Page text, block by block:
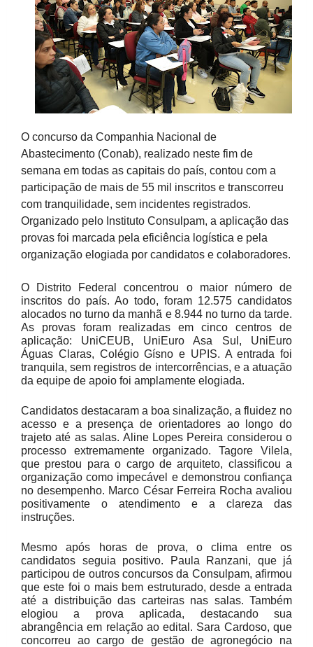
O concurso da Companhia Nacional de
Abastecimento (Conab), realizado neste fim de
semana em todas as capitais do país, contou com a
participação de mais de 55 mil inscritos e transcorreu
com tranquilidade, sem incidentes registrados.
Organizado pelo Instituto Consulpam, a aplicação das
provas foi marcada pela eficiência logística e pela
organização elogiada por candidatos e colaboradores.
O Distrito Federal concentrou o maior número de
inscritos do país. Ao todo, foram 12.575 candidatos
alocados no turno da manhã e 8.944 no turno da tarde.
As provas foram realizadas em cinco centros de
aplicação: UniCEUB, UniEuro Asa Sul, UniEuro
Águas Claras, Colégio Gísno e UPIS. A entrada foi
tranquila, sem registros de intercorrências, e a atuação
da equipe de apoio foi amplamente elogiada.
Candidatos destacaram a boa sinalização, a fluidez no
acesso e a presença de orientadores ao longo do
trajeto até as salas. Aline Lopes Pereira considerou o
processo extremamente organizado. Tagore Vilela,
que prestou para o cargo de arquiteto, classificou a
organização como impecável e demonstrou confiança
no desempenho. Marco César Ferreira Rocha avaliou
positivamente o atendimento e a clareza das
instruções.
Mesmo após horas de prova, o clima entre os
candidatos seguia positivo. Paula Ranzani, que já
participou de outros concursos da Consulpam, afirmou
que este foi o mais bem estruturado, desde a entrada
até a distribuição das carteiras nas salas. Também
elogiou a prova aplicada, destacando sua
abrangência em relação ao edital. Sara Cardoso, que
concorreu ao cargo de gestão de agronegócio na